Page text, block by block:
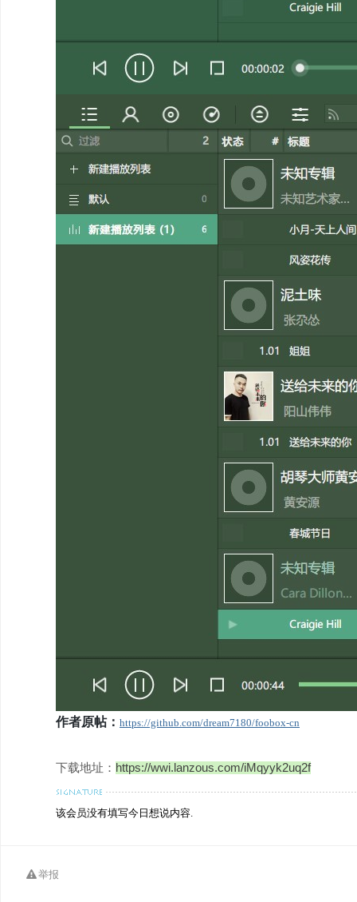
作者原帖： https://github.com/dream7180/foobox-cn
下载地址： https://wwi.lanzous.com/iMqyyk2uq2f
该会员没有填写今日想说内容.
举报